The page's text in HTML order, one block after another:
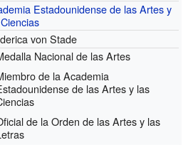
Estadounidense de las Artes y
von Stade
Nacional de las Artes
de la Academia
de las Artes y las
de la Orden de las Artes y las